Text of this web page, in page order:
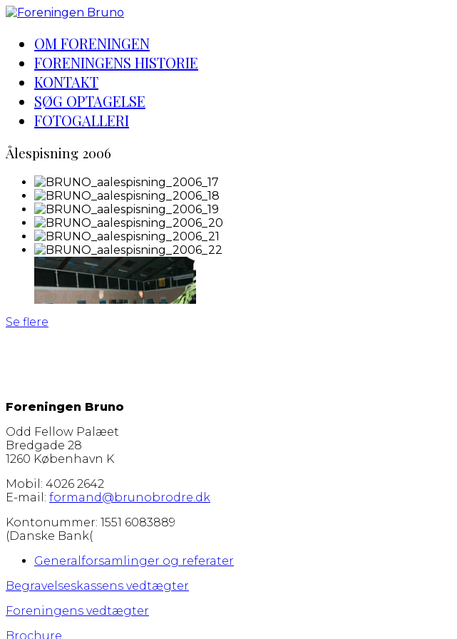
OM FORENINGEN
FORENINGENS HISTORIE
KONTAKT
SØG OPTAGELSE
FOTOGALLERI
Ålespisning 2006
Se flere
Foreningen Bruno
Odd Fellow Palæet
Bredgade 28
1260 København K
Mobil: 4026 2642
E-mail: formand@brunobrodre.dk
Kontonummer: 1551 6083889
(Danske Bank(
Generalforsamlinger og referater
Begravelseskassens vedtægter
Foreningens vedtægter
Brochure